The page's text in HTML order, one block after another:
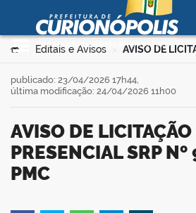
Ir para o conteúdo
Prefeitura
Você está aqui:
Editais e Avisos >
AVISO DE LICITAÇÃO – PREGÃO
PRESENCIAL SRP
PMC
publicado: 23/04/2026 17h44,
última modificação: 24/04/2026 11h00